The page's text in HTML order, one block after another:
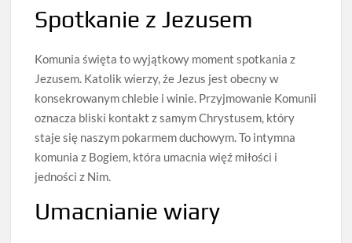
Spotkanie z Jezusem
Komunia święta to wyjątkowy moment spotkania z
Jezusem. Katolik wierzy, że Jezus jest obecny w
konsekrowanym chlebie i winie. Przyjmowanie Komunii
oznacza bliski kontakt z samym Chrystusem, który
staje się naszym pokarmem duchowym. To intymna
komunia z Bogiem, która umacnia więź miłości i
jedności z Nim.
Umacnianie wiary